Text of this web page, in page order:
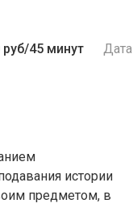
руб/45 минут
истории
предметом, в